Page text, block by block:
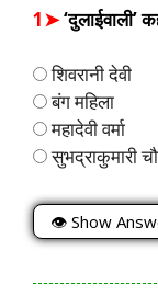
1➤‘दुलाईवाली’
शिवरानी देवी
बंग महिला
महादेवी वर्मा
सुभद्राकुमारी
👁 Show